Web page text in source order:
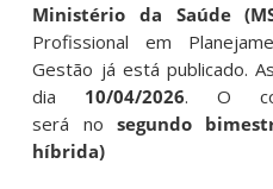
Ministério da Saúde
Profissional em
Gestão já está publicado.
dia 10/04/2026. O
será no segundo
híbrida)